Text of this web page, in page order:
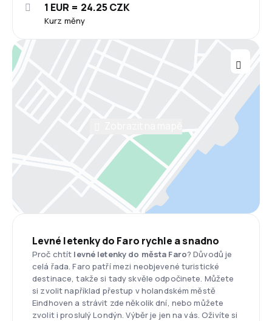
Kurz měny
1 EUR = 24.25 CZK
Levné letenky do Faro rychle a snadno
Proč chtít levné letenky do města Faro? Důvodů je
celá řada. Faro patří mezi neobjevené turistické
destinace, takže si tady skvěle odpočinete. Můžete
si zvolit například přestup v holandském městě
Eindhoven a strávit zde několik dní, nebo můžete
zvolit i proslulý Londýn. Výběr je jen na vás. Oživíte si